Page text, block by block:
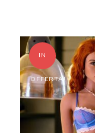
IN
OFFERTA!